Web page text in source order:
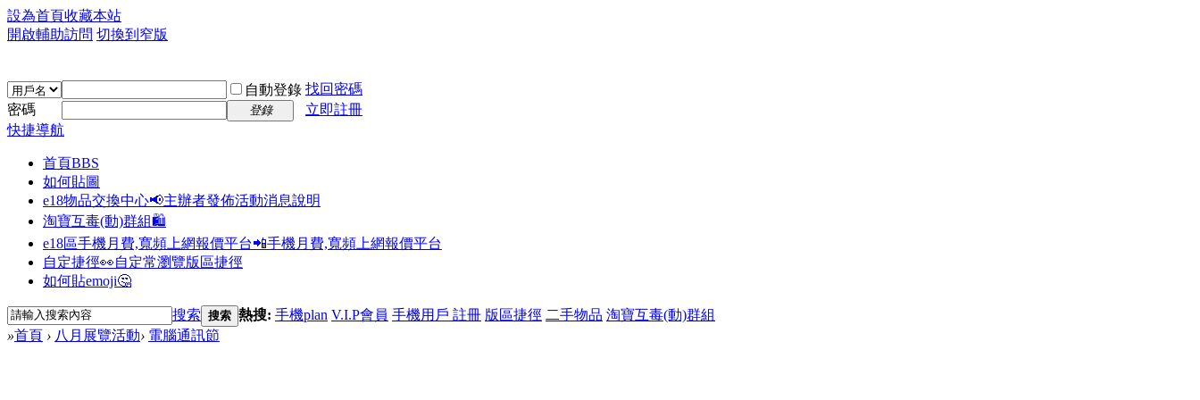
設為首頁收藏本站
開啟輔助訪問 切換到窄版
自動登錄 找回密碼
密碼
登錄
立即註冊
快捷導航
首頁BBS
如何貼圖
e18物品交換中心📢主辦者發佈活動消息說明
淘寶互毒(動)群組🛍️
e18區手機月費,寬頻上網報價平台📲手機月費,寬頻上網報價平台
自定捷徑👀自定常瀏覽版區捷徑
如何貼emoji🤔
搜索 搜索 熱搜: 手機plan V.I.P會員 手機用戶 註冊 版區捷徑 二手物品 淘寶互毒(動)群組
»首頁 › 八月展覽活動› 電腦通訊節